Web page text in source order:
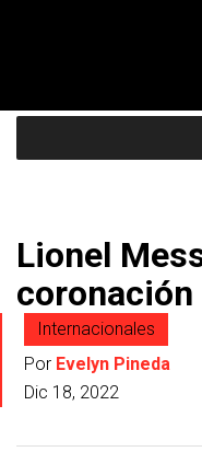
Lionel
coronación
Internacionales
Por Evelyn Pineda
Dic 18, 2022